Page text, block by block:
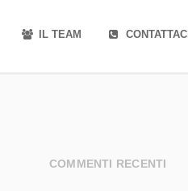
IL TEAM CONTATTACI
COMMENTI RECENTI